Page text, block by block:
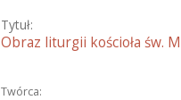
Tytuł:
Obraz liturgii kościoła św.
Twórca: